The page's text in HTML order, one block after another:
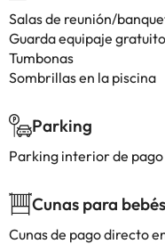
Salas de reunión/
Guarda equipaje gratuito
Tumbonas
Sombrillas en la piscina
Parking
Parking interior de pago
Cunas para bebés
Cunas de pago directo